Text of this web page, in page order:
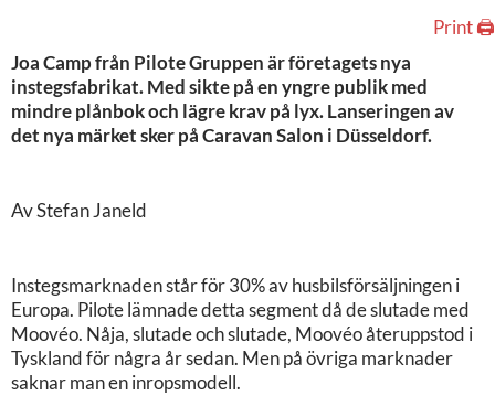
Print 🖨
Joa Camp från Pilote Gruppen är företagets nya
instegsfabrikat. Med sikte på en yngre publik med
mindre plånbok och lägre krav på lyx. Lanseringen av
det nya märket sker på Caravan Salon i Düsseldorf.
Av Stefan Janeld
Instegsmarknaden står för 30% av husbilsförsäljningen i
Europa. Pilote lämnade detta segment då de slutade med
Moovéo. Nåja, slutade och slutade, Moovéo återuppstod i
Tyskland för några år sedan. Men på övriga marknader
saknar man en inropsmodell.